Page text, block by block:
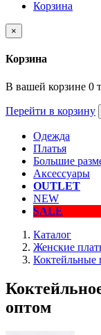
Корзина
×
Корзина
В вашей корзине 0
Перейти в корзину
Одежда
Платья
Большие
Аксессуары
OUTLET
NEW
SALE
Каталог
Женские
Коктейльные
оптом